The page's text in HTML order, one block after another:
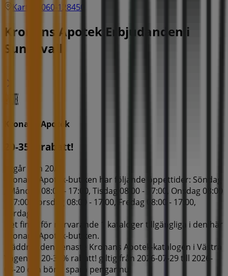
Karta
060-128450
Kronans Apotek Erbjudanden i
Sundsvall
Kronans Apotek
20-35% rabatt!
Utgår den 20/8
Kronans Apotek-butiken har följande öppettider: Söndag
, Måndag 08:00 - 17:00, Tisdag 08:00 - 17:00, Onsdag 08:00
- 17:00, Torsdag 08:00 - 17:00, Fredag 08:00 - 17:00,
Lördag .
Det finns för närvarande 1 kataloger tillgängliga i den här
Kronans Apotek-butiken.
Bläddra i den senaste Kronans Apotek-katalogen i Västra
Vägen 50 20-35% rabatt! giltig från 2026-07-29 till 2026-
08-20 och börja spara pengar nu!